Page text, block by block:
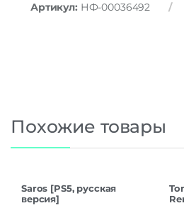
Артикул: НФ-00036492
Похожие товары
Saros [PS5, русская
версия]